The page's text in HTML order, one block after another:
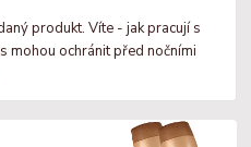
produkt. Víte - jak pracují s
mohou ochránit před nočními